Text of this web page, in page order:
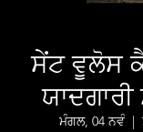
ਸੇਂਟ ਵੂਲੋਸ
ਮੰਗਲ, 04 ਨਵੰ
  |